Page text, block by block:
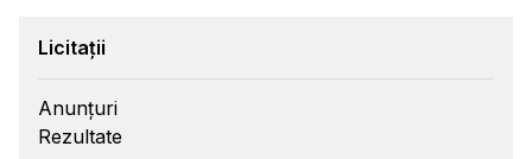
Licitații
Anunțuri
Rezultate